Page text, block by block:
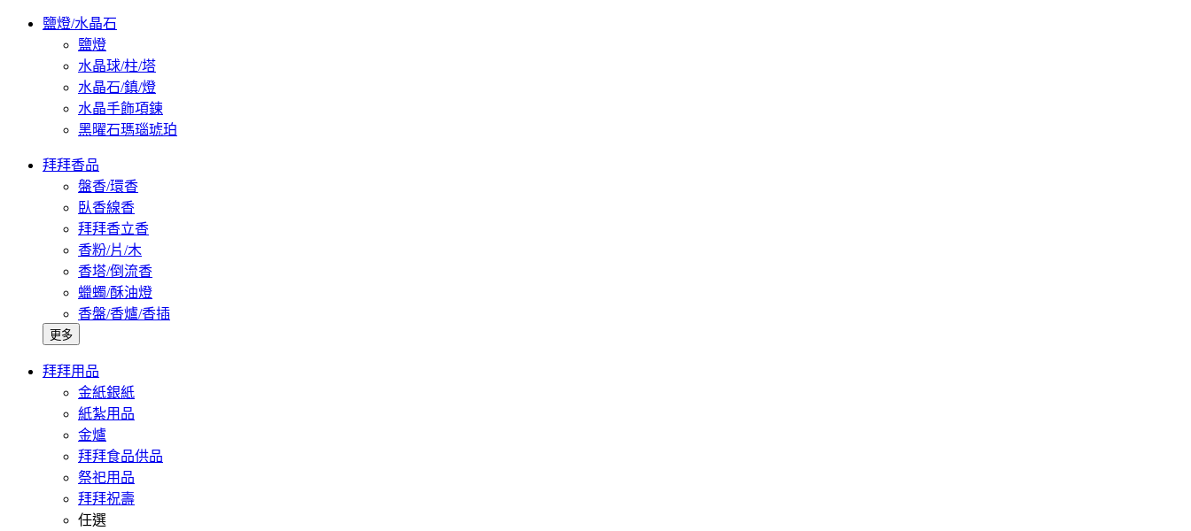
鹽燈/水晶石
鹽燈
水晶球/柱/塔
水晶石/鎮/燈
水晶手飾項鍊
黑曜石瑪瑙琥珀
拜拜香品
盤香/環香
臥香線香
拜拜香立香
香粉/片/木
香塔/倒流香
蠟蠋/酥油燈
香盤/香爐/香插
更多
拜拜用品
金紙銀紙
紙紮用品
金爐
拜拜食品供品
祭祀用品
拜拜祝壽
任選